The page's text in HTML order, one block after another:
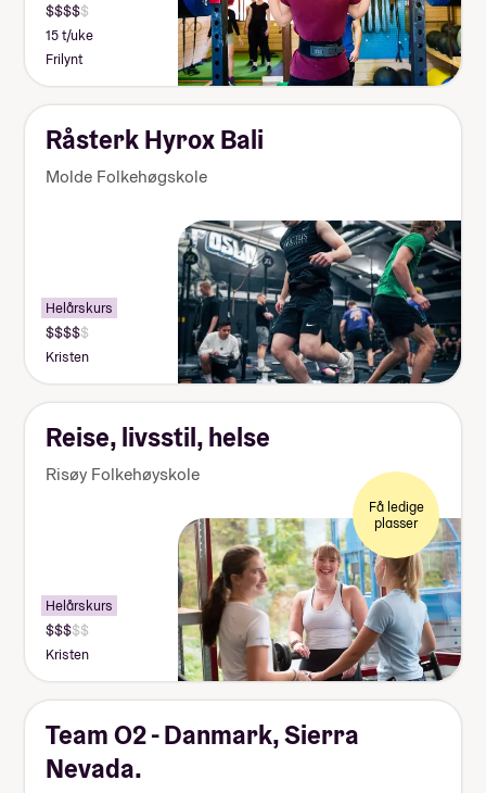
Obligatorisk: Ja
Pris: Inkludert i linjepris
Varighet: Tre dager
15 t/uke
Frilynt
Råsterk Hyrox Bali
Molde Folkehøgskole
Helårskurs
Kristen
Reise, livsstil, helse
Risøy Folkehøyskole
Få ledige
plasser
Helårskurs
Kristen
Team O2 - Danmark, Sierra
Nevada.